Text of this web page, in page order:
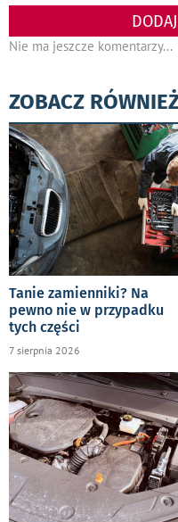
Nie ma jeszcze komentarzy...
ZOBACZ
Tanie zamienniki? Na
pewno nie w przypadku
tych części
7 sierpnia 2026